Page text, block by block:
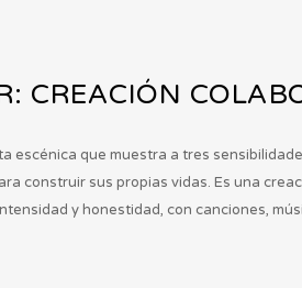
CREACIÓN
escénica que muestra a tres
construir sus propias vidas. Es una
y honestidad, con canciones,